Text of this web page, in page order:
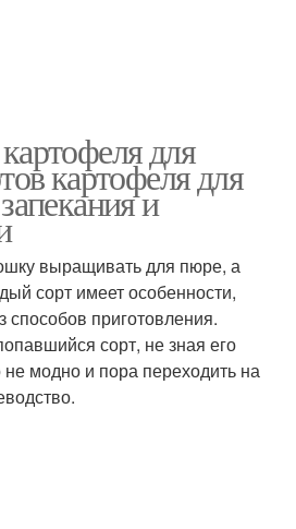
для
картофеля для
и
выращивать для пюре, а
сорт имеет особенности,
приготовления.
сорт, не зная его
модно и пора переходить на